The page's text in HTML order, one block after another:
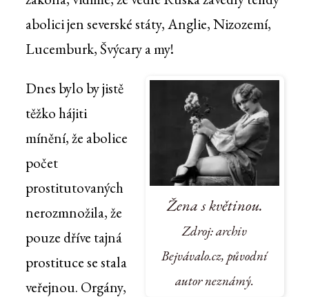
abolici jen severské státy, Anglie, Nizozemí,
Lucemburk, Švýcary a my!
Žena s květinou.
Zdroj: archiv
Bejvávalo.cz, původní
autor neznámý.
Dnes bylo by jistě
těžko hájiti
mínění, že abolice
počet
prostitutovaných
nerozmnožila, že
pouze dříve tajná
prostituce se stala
veřejnou. Orgány,